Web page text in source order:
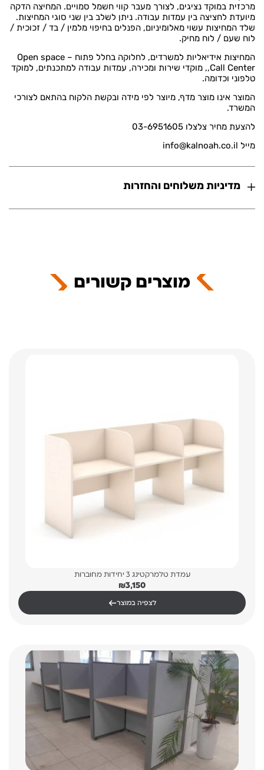
מרכזית במוקד נציגים, לצורך מעבר קווי חשמל סמויים. המחיצה הדקה
מיועדת לחציצה בין עמדות עבודה. ניתן לשלב בין שני סוגי המחיצות.
שלד המחיצות עשוי מאלומיניום, הפנלים בחיפוי מלמין / בד / זכוכית /
לוח שעם / לוח מחיק.
המחיצות אידיאליות למשרדים, לחלוקה בחלל פתוח – Open space
,Call Center, מוקדי שירות ומכירה, עמדות עבודה למתכנתים, למוקד
טלפוני וכדומה.
המוצר אינו מוצר מדף, מיוצר לפי מידה ובקשת הלקוח בהתאם לצורכי
המשרד.
להצעת מחיר צלצלו 03-6951605
מייל info@kalnoah.co.il
מדיניות משלוחים והחזרות
מוצרים קשורים
עמדת טלמרקטינג 3 יחידות מחוברות
₪3,150
←לצפיה במוצר